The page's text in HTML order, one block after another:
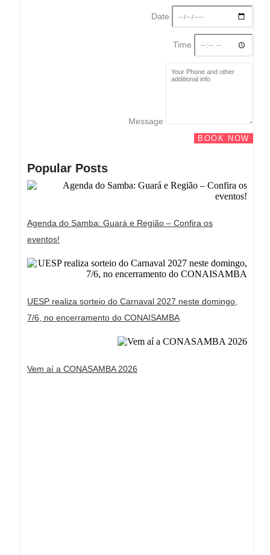
Date
Time
Message
BOOK NOW
Popular Posts
Agenda do Samba: Guará e Região – Confira os
eventos!
UESP realiza sorteio do Carnaval 2027 neste domingo,
7/6, no encerramento do CONAISAMBA
Vem aí a CONASAMBA 2026